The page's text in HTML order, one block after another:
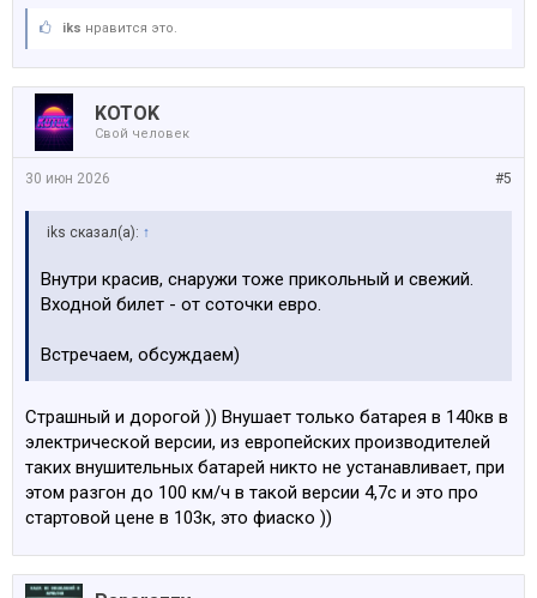
iks нравится это.
KOTOK
Свой человек
#5
30 июн 2026
iks сказал(а): ↑
Внутри красив, снаружи тоже прикольный и свежий.
Входной билет - от соточки евро.
Встречаем, обсуждаем)
Страшный и дорогой )) Внушает только батарея в 140кв в
электрической версии, из европейских производителей
таких внушительных батарей никто не устанавливает, при
этом разгон до 100 км/ч в такой версии 4,7с и это про
стартовой цене в 103к, это фиаско ))